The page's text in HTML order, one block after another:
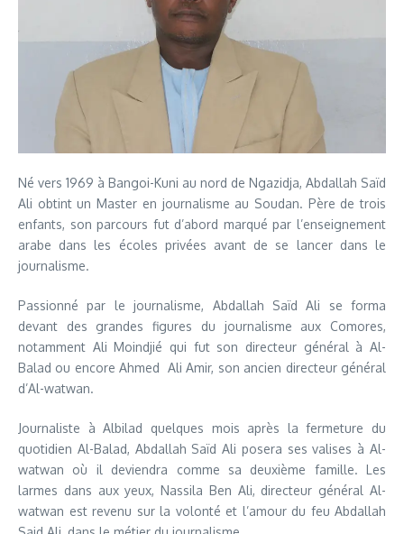
Né vers 1969 à Bangoi-Kuni au nord de Ngazidja, Abdallah Saïd
Ali obtint un Master en journalisme au Soudan. Père de trois
enfants, son parcours fut d’abord marqué par l’enseignement
arabe dans les écoles privées avant de se lancer dans le
journalisme.
Passionné par le journalisme, Abdallah Saïd Ali se forma
devant des grandes figures du journalisme aux Comores,
notamment Ali Moindjié qui fut son directeur général à Al-
Balad ou encore Ahmed Ali Amir, son ancien directeur général
d’Al-watwan.
Journaliste à Albilad quelques mois après la fermeture du
quotidien Al-Balad, Abdallah Saïd Ali posera ses valises à Al-
watwan où il deviendra comme sa deuxième famille. Les
larmes dans aux yeux, Nassila Ben Ali, directeur général Al-
watwan est revenu sur la volonté et l’amour du feu Abdallah